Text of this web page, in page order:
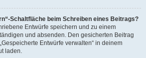
Schaltfläche beim Schreiben eines Beitrags?
Entwürfe speichern und zu einem
und absenden. Den gesicherten Beitrag
Entwürfe verwalten“ in deinem
laden.